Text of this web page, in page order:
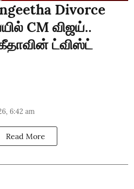
Divorce
CM விஜய்..
ட்விஸ்ட்
6:42 am
Read More